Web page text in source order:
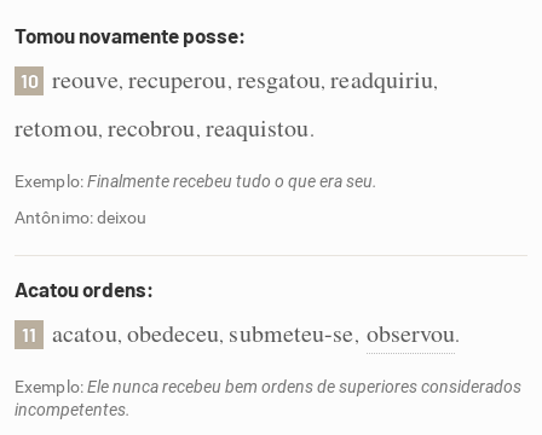
Tomou novamente posse:
10 reouve, recuperou, resgatou,readquiriu,
retomou, recobrou, reaquistou.
Exemplo:Finalmente recebeu tudo o que era seu.
Antônimo: deixou
Acatou ordens:
11 acatou, obedeceu, submeteu-se, observou.
Exemplo:Ele nunca recebeu bem ordens de superiores considerados
incompetentes.